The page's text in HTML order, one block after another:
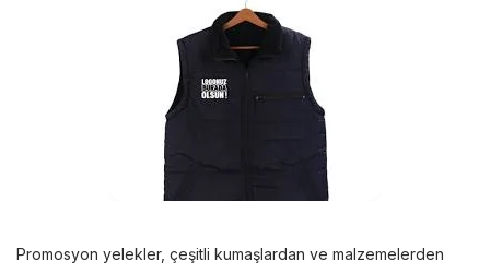
Promosyon yelekler, çeşitli kumaşlardan ve malzemelerden